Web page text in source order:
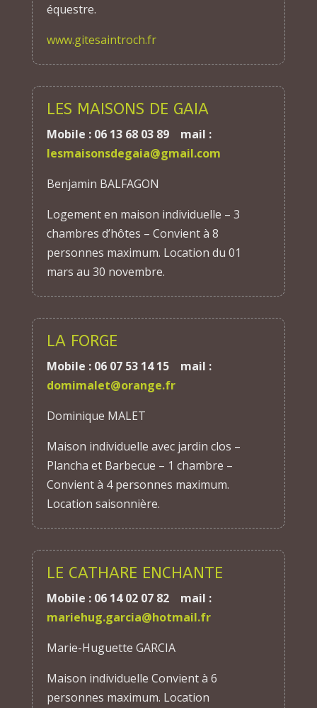
équestre.
www.gitesaintroch.fr
LES MAISONS DE GAIA
Mobile : 06 13 68 03 89 mail :
lesmaisonsdegaia@gmail.com
Benjamin BALFAGON
Logement en maison individuelle – 3
chambres d’hôtes – Convient à 8
personnes maximum. Location du 01
mars au 30 novembre.
LA FORGE
Mobile : 06 07 53 14 15 mail :
domimalet@orange.fr
Dominique MALET
Maison individuelle avec jardin clos –
Plancha et Barbecue – 1 chambre –
Convient à 4 personnes maximum.
Location saisonnière.
LE CATHARE ENCHANTE
Mobile : 06 14 02 07 82 mail :
mariehug.garcia@hotmail.fr
Marie-Huguette GARCIA
Maison individuelle Convient à 6
personnes maximum. Location